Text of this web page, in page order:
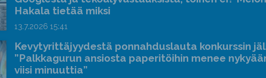
Hakala tietää miksi
13.7.2026 15:41
Kevytyrittäjyydestä ponnahduslauta konkurssin
”Palkkagurun ansiosta paperitöihin menee
viisi minuuttia”